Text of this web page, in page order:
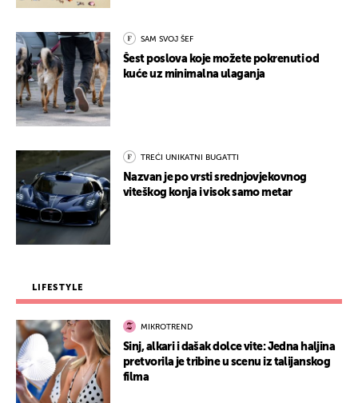
SAM SVOJ ŠEF
Šest poslova koje možete pokrenuti od
kuće uz minimalna ulaganja
TREĆI UNIKATNI BUGATTI
Nazvan je po vrsti srednjovjekovnog
viteškog konja i visok samo metar
LIFESTYLE
MIKROTREND
Sinj, alkari i dašak dolce vite: Jedna haljina
pretvorila je tribine u scenu iz talijanskog
filma